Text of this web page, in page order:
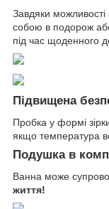
Завдяки можливості
собою в подорож
під час щоденного
Підвищена
Пробка у формі
якщо температура
Подушка в
Ванна може
життя!